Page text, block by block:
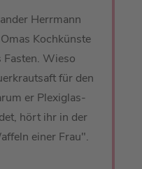
Herrmann
Kochkünste
Wieso
für den
er Plexiglas-
hört ihr in der
einer Frau".